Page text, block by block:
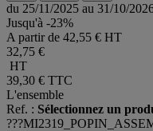
du 25/11/2025 au 31/10/
Jusqu'à -23%
A partir de 42,55 € HT
32,75 €
HT
39,30 € TTC
L'ensemble
Ref. : Sélectionnez un